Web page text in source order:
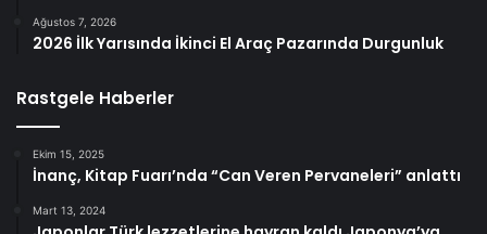
Ağustos 7, 2026
2026 İlk Yarısında İkinci El Araç Pazarında Durgunluk
Rastgele Haberler
Ekim 15, 2025
İnanç, Kitap Fuarı’nda “Can Veren Pervaneleri” anlattı
Mart 13, 2024